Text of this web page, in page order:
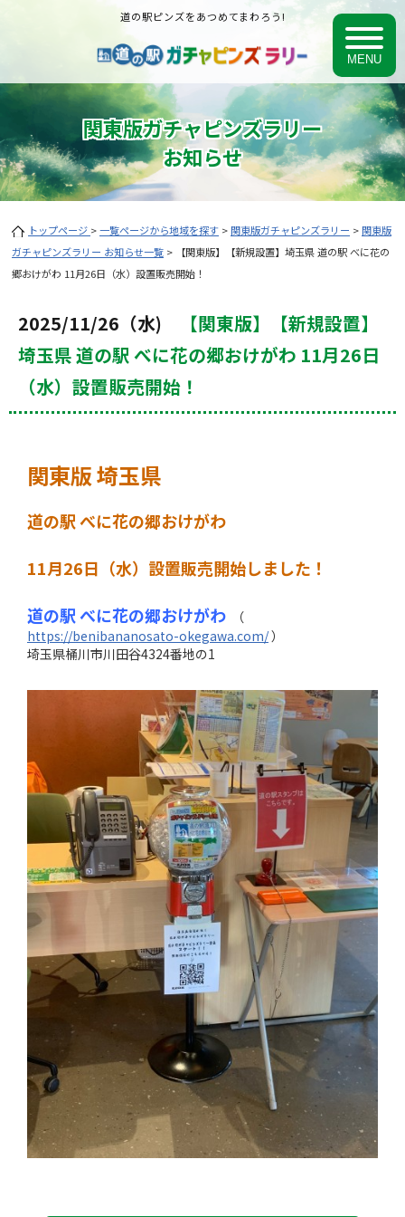
道の駅ピンズをあつめてまわろう!
関東版ガチャピンズラリー
お知らせ
トップページ >一覧ページから地域を探す >関東版ガチャピンズラリー >関東版
ガチャピンズラリー お知らせ一覧 > 【関東版】【新規設置】埼玉県 道の駅 べに花の
郷おけがわ 11月26日（水）設置販売開始！
2025/11/26（水) 【関東版】【新規設置】
埼玉県 道の駅 べに花の郷おけがわ 11月26日
（水）設置販売開始！
関東版 埼玉県
道の駅 べに花の郷おけがわ
11月26日（水）設置販売開始しました！
道の駅 べに花の郷おけがわ （
https://benibananosato-okegawa.com/）
埼玉県桶川市川田谷4324番地の1